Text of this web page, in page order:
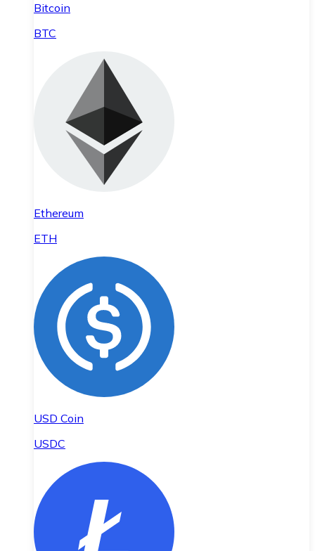
Bitcoin
BTC
Ethereum
ETH
USD Coin
USDC